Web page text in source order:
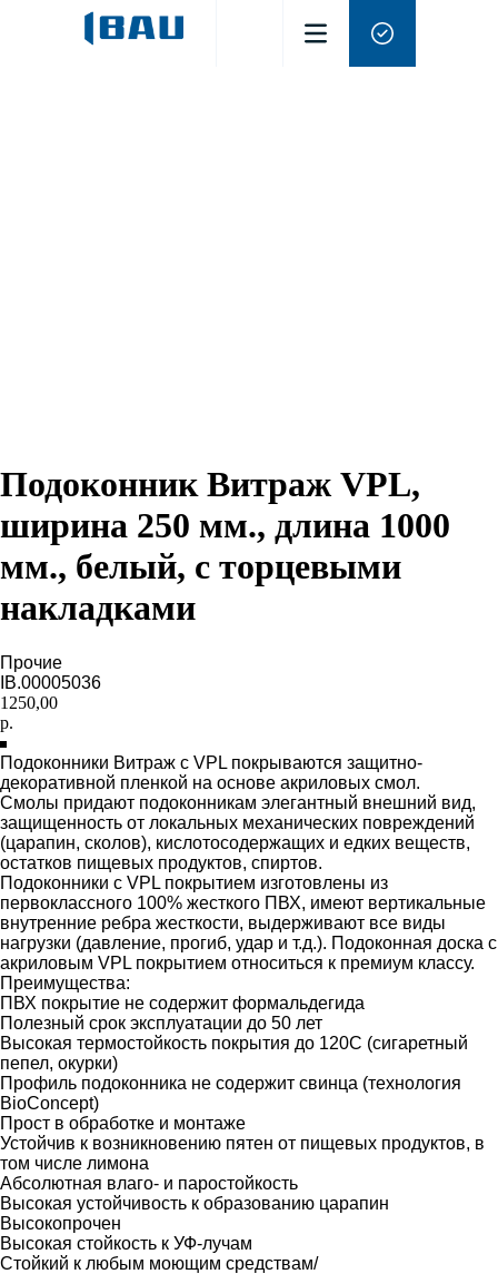
Подоконник Витраж VPL,
ширина 250 мм., длина 1000
мм., белый, с торцевыми
накладками
Прочие
IB.00005036
1250,00
р.
Подоконники Витраж с VPL покрываются защитно-
декоративной пленкой на основе акриловых смол.
Смолы придают подоконникам элегантный внешний вид,
защищенность от локальных механических повреждений
(царапин, сколов), кислотосодержащих и едких веществ,
остатков пищевых продуктов, спиртов.
Подоконники с VPL покрытием изготовлены из
первоклассного 100% жесткого ПВХ, имеют вертикальные
внутренние ребра жесткости, выдерживают все виды
нагрузки (давление, прогиб, удар и т.д.). Подоконная доска с
акриловым VPL покрытием относиться к премиум классу.
Преимущества:
ПВХ покрытие не содержит формальдегида
Полезный срок эксплуатации до 50 лет
Высокая термостойкость покрытия до 120С (сигаретный
пепел, окурки)
Профиль подоконника не содержит свинца (технология
BioConcept)
Прост в обработке и монтаже
Устойчив к возникновению пятен от пищевых продуктов, в
том числе лимона
Абсолютная влаго- и паростойкость
Высокая устойчивость к образованию царапин
Высокопрочен
Высокая стойкость к УФ-лучам
Стойкий к любым моющим средствам/